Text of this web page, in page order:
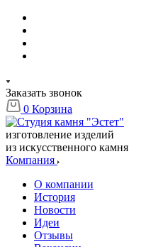
Заказать звонок
0 Корзина
изготовление изделий
из искусственного камня
Компания
О компании
История
Новости
Идеи
Отзывы